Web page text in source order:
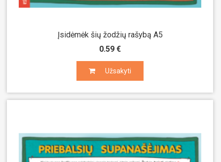
Įsidėmėk šių žodžių rašybą A5
0.59 €
Užsakyti
Užsakyti